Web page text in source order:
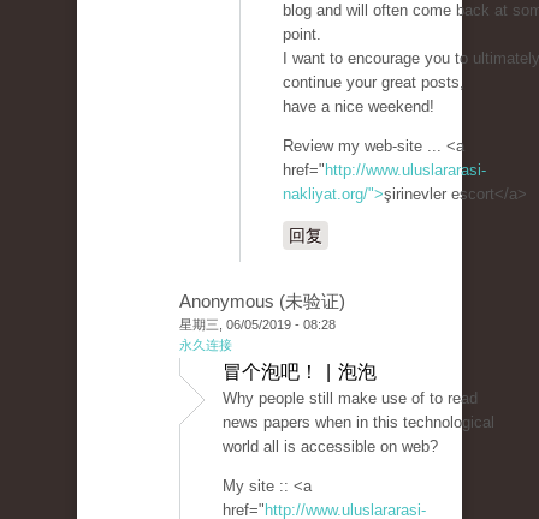
blog and will often come back at
point.
I want to encourage you to ultimately
continue your great posts,
have a nice weekend!
Review my web-site ... <a
href=" http://www.uluslararasi-
nakliyat.org/">şirinevler escort</a>
回复
Anonymous (未验证)
星期三, 06/05/2019 - 08:28
永久连接
冒个泡吧！ | 泡泡
Why people still make use of to read
news papers when in this technological
world all is accessible on web?
My site :: <a
href=" http://www.uluslararasi-